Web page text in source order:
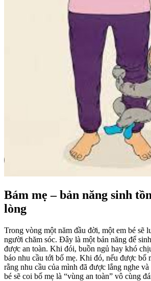
Bám mẹ – bản năng sinh
lòng
Trong vòng một năm đầu đời, một em bé sẽ
người chăm sóc. Đây là một bản năng để
được an toàn. Khi đói, buồn ngủ hay khó
báo nhu cầu tới bố mẹ. Khi đó, nếu được bố
rằng nhu cầu của mình đã được lắng nghe
bé sẽ coi bố mẹ là “vùng an toàn” vô cùng